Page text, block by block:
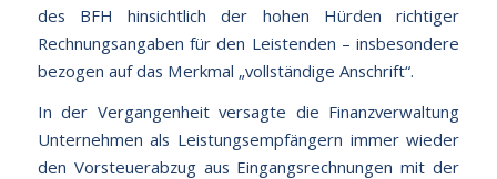
des BFH hinsichtlich der hohen Hürden richtiger
Rechnungsangaben für den Leistenden – insbesondere
bezogen auf das Merkmal „vollständige Anschrift“.
In der Vergangenheit versagte die Finanzverwaltung
Unternehmen als Leistungsempfängern immer wieder
den Vorsteuerabzug aus Eingangsrechnungen mit der